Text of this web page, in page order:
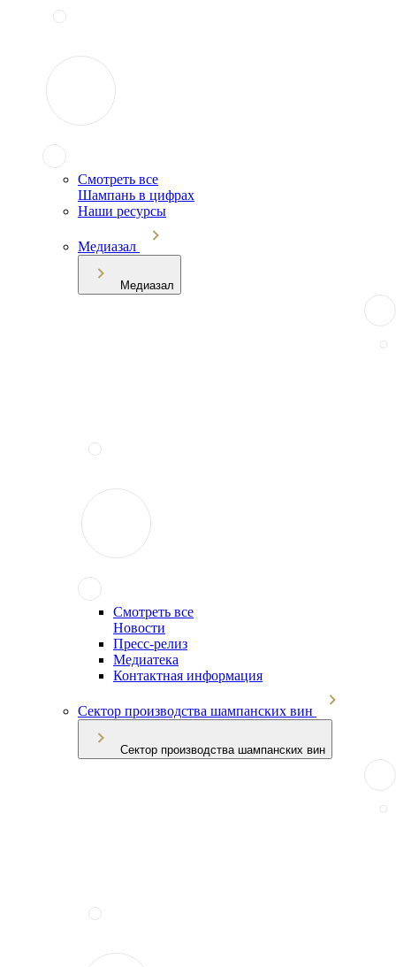
Смотреть все
Шампань в цифрах
Наши ресурсы
Медиазал
Медиазал
Смотреть все
Новости
Пресс-релиз
Медиатека
Контактная информация
Сектор производства шампанских вин
Сектор производства шампанских вин